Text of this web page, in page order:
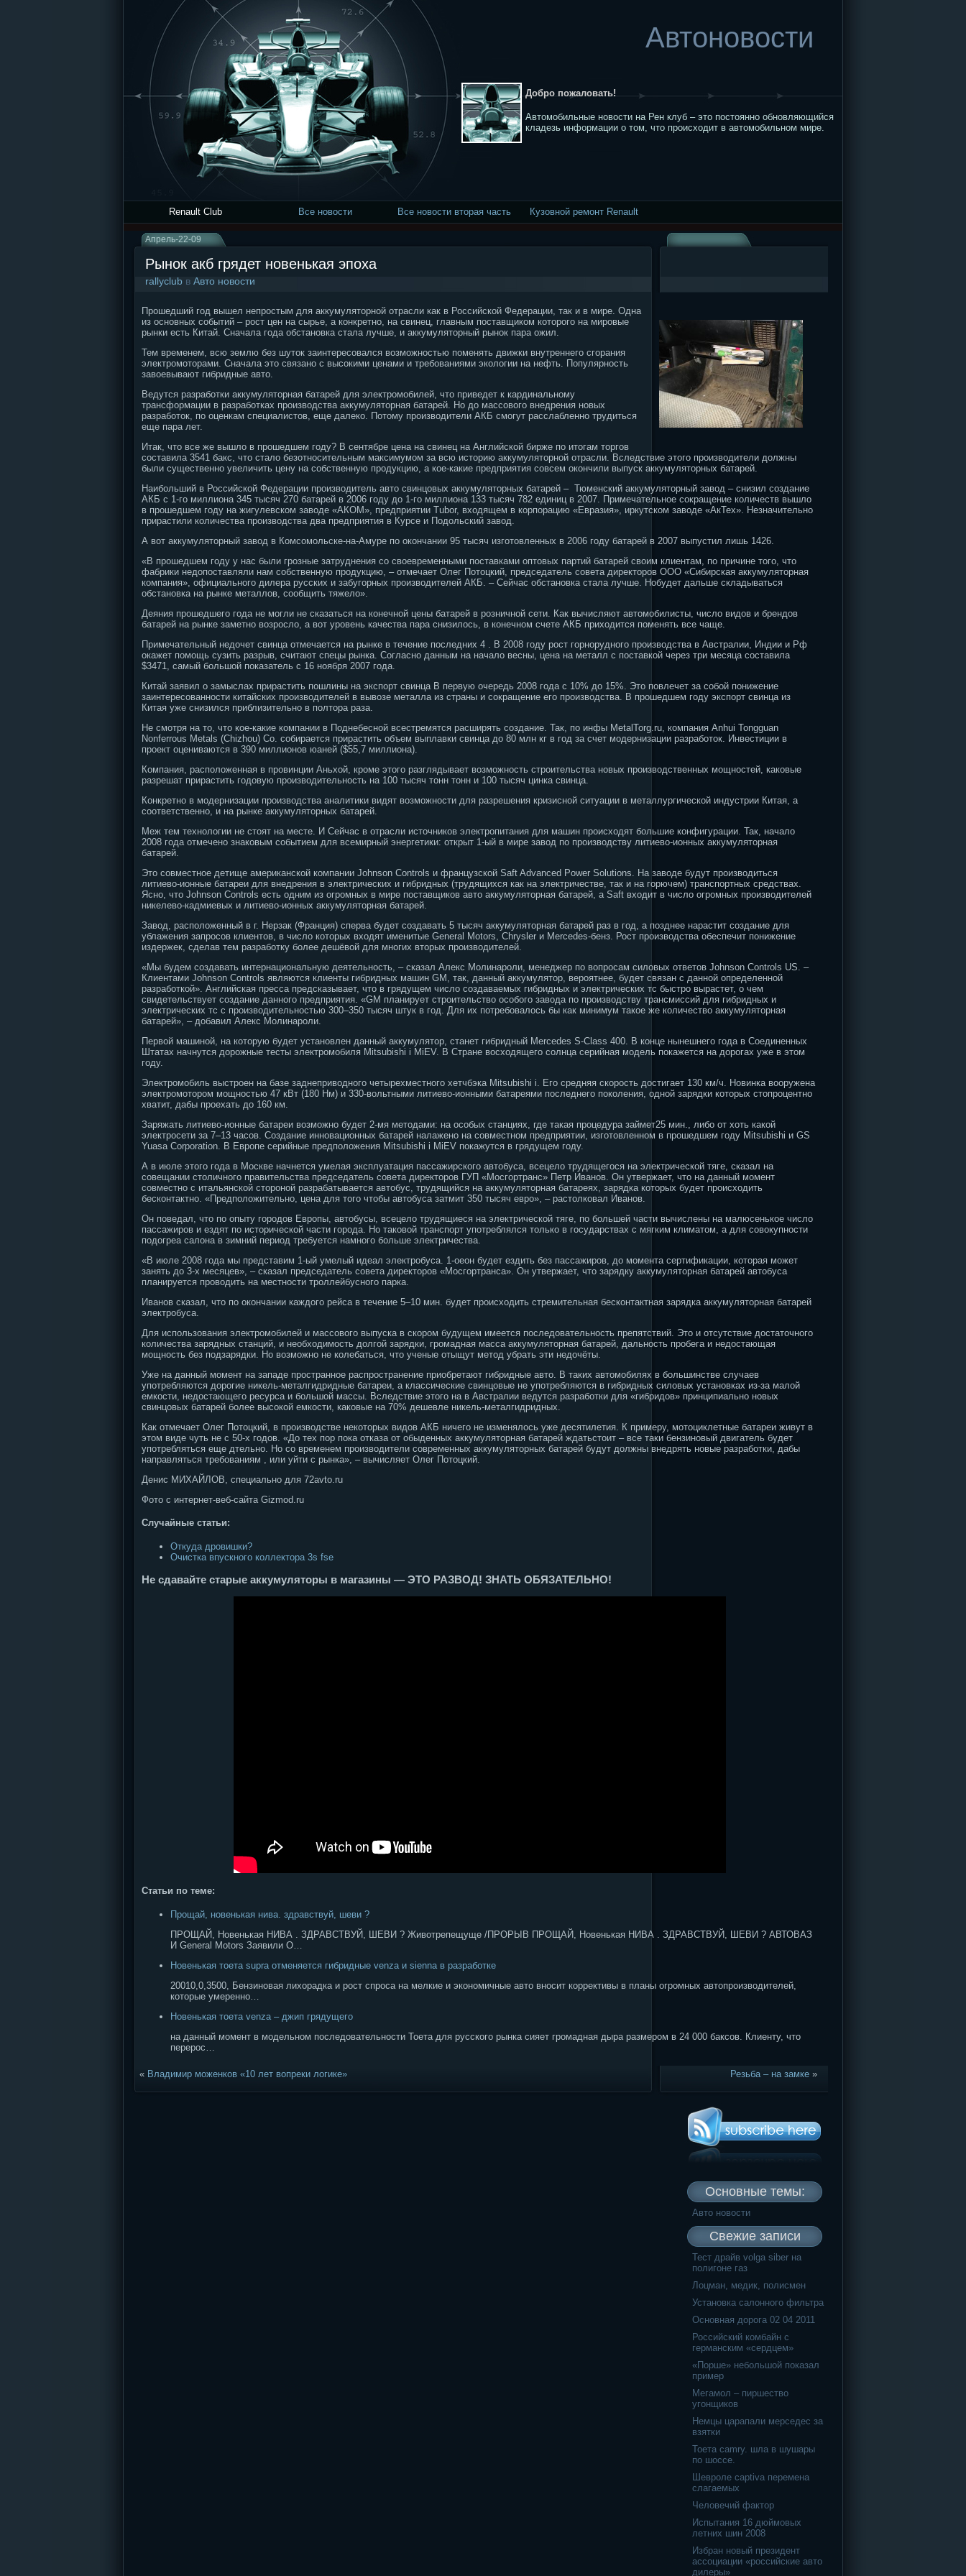
Автоновости
Добро пожаловать!
Автомобильные новости на Рен клуб – это постоянно обновляющийся
кладезь информации о том, что происходит в автомобильном мире.
Renault Club Все новости Все новости вторая часть Кузовной ремонт Renault
Апрель-22-09
Рынок акб грядет новенькая эпоха
rallyclub в Авто новости
Прошедший год вышел непростым для аккумуляторной отрасли как в Российской Федерации, так и в мире. Одна
из основных событий – рост цен на сырье, а конкретно, на свинец, главным поставщиком которого на мировые
рынки есть Китай. Сначала года обстановка стала лучше, и аккумуляторный рынок пара ожил.
Тем временем, всю землю без шуток заинтересовался возможностью поменять движки внутреннего сгорания
электромоторами. Сначала это связано с высокими ценами и требованиями экологии на нефть. Популярность
завоевывают гибридные авто.
Ведутся разработки аккумуляторная батарей для электромобилей, что приведет к кардинальному
трансформации в разработках производства аккумуляторная батарей. Но до массового внедрения новых
разработок, по оценкам специалистов, еще далеко. Потому производители АКБ смогут расслабленно трудиться
еще пара лет.
Итак, что все же вышло в прошедшем году? В сентябре цена на свинец на Английской бирже по итогам торгов
составила 3541 бакс, что стало безотносительным максимумом за всю историю аккумуляторной отрасли. Вследствие этого производители должны
были существенно увеличить цену на собственную продукцию, а кое-какие предприятия совсем окончили выпуск аккумуляторных батарей.
Наибольший в Российской Федерации производитель авто свинцовых аккумуляторных батарей – Тюменский аккумуляторный завод – снизил создание
АКБ с 1-го миллиона 345 тысяч 270 батарей в 2006 году до 1-го миллиона 133 тысяч 782 единиц в 2007. Примечательное сокращение количеств вышло
в прошедшем году на жигулевском заводе «АКОМ», предприятии Tubor, входящем в корпорацию «Евразия», иркутском заводе «АкТех». Незначительно
прирастили количества производства два предприятия в Курсе и Подольский завод.
А вот аккумуляторный завод в Комсомольске-на-Амуре по окончании 95 тысяч изготовленных в 2006 году батарей в 2007 выпустил лишь 1426.
«В прошедшем году у нас были грозные затруднения со своевременными поставками оптовых партий батарей своим клиентам, по причине того, что
фабрики недопоставляли нам собственную продукцию, – отмечает Олег Потоцкий, председатель совета директоров ООО «Сибирская аккумуляторная
компания», официального дилера русских и забугорных производителей АКБ. – Сейчас обстановка стала лучше. Нобудет дальше складываться
обстановка на рынке металлов, сообщить тяжело».
Деяния прошедшего года не могли не сказаться на конечной цены батарей в розничной сети. Как вычисляют автомобилисты, число видов и брендов
батарей на рынке заметно возросло, а вот уровень качества пара снизилось, в конечном счете АКБ приходится поменять все чаще.
Примечательный недочет свинца отмечается на рынке в течение последних 4 . В 2008 году рост горнорудного производства в Австралии, Индии и Рф
окажет помощь сузить разрыв, считают спецы рынка. Согласно данным на начало весны, цена на металл с поставкой через три месяца составила
$3471, самый большой показатель с 16 ноября 2007 года.
Китай заявил о замыслах прирастить пошлины на экспорт свинца В первую очередь 2008 года с 10% до 15%. Это повлечет за собой понижение
заинтересованности китайских производителей в вывозе металла из страны и сокращение его производства. В прошедшем году экспорт свинца из
Китая уже снизился приблизительно в полтора раза.
Не смотря на то, что кое-какие компании в Поднебесной всестремятся расширять создание. Так, по инфы MetalTorg.ru, компания Anhui Tongguan
Nonferrous Metals (Chizhou) Co. собирается прирастить объем выплавки свинца до 80 млн кг в год за счет модернизации разработок. Инвестиции в
проект оцениваются в 390 миллионов юаней ($55,7 миллиона).
Компания, расположенная в провинции Аньхой, кроме этого разглядывает возможность строительства новых производственных мощностей, каковые
разрешат прирастить годовую производительность на 100 тысяч тонн тонн и 100 тысяч цинка свинца.
Конкретно в модернизации производства аналитики видят возможности для разрешения кризисной ситуации в металлургической индустрии Китая, а
соответственно, и на рынке аккумуляторных батарей.
Меж тем технологии не стоят на месте. И Сейчас в отрасли источников электропитания для машин происходят большие конфигурации. Так, начало
2008 года отмечено знаковым событием для всемирный энергетики: открыт 1-ый в мире завод по производству литиево-ионных аккумуляторная
батарей.
Это совместное детище американской компании Johnson Controls и французской Saft Advanced Power Solutions. На заводе будут производиться
литиево-ионные батареи для внедрения в электрических и гибридных (трудящихся как на электричестве, так и на горючем) транспортных средствах.
Ясно, что Johnson Controls есть одним из огромных в мире поставщиков авто аккумуляторная батарей, а Saft входит в число огромных производителей
никелево-кадмиевых и литиево-ионных аккумуляторная батарей.
Завод, расположенный в г. Нерзак (Франция) сперва будет создавать 5 тысяч аккумуляторная батарей раз в год, а позднее нарастит создание для
ублажения запросов клиентов, в число которых входят именитые General Motors, Chrysler и Mercedes-бенз. Рост производства обеспечит понижение
издержек, сделав тем разработку более дешёвой для многих вторых производителей.
«Мы будем создавать интернациональную деятельность, – сказал Алекс Молинароли, менеджер по вопросам силовых ответов Johnson Controls US. –
Клиентами Johnson Controls являются клиенты гибридных машин GM, так, данный аккумулятор, вероятнее, будет связан с данной определенной
разработкой». Английская пресса предсказывает, что в грядущем число создаваемых гибридных и электрических тс быстро вырастет, о чем
свидетельствует создание данного предприятия. «GM планирует строительство особого завода по производству трансмиссий для гибридных и
электрических тс с производительностью 300–350 тысяч штук в год. Для их потребовалось бы как минимум такое же количество аккумуляторная
батарей», – добавил Алекс Молинароли.
Первой машиной, на которую будет установлен данный аккумулятор, станет гибридный Mercedes S-Class 400. В конце нынешнего года в Соединенных
Штатах начнутся дорожные тесты электромобиля Mitsubishi i MiEV. В Стране восходящего солнца серийная модель покажется на дорогах уже в этом
году.
Электромобиль выстроен на базе заднеприводного четырехместного хетчбэка Mitsubishi i. Его средняя скорость достигает 130 км/ч. Новинка вооружена
электромотором мощностью 47 кВт (180 Нм) и 330-вольтными литиево-ионными батареями последнего поколения, одной зарядки которых стопроцентно
хватит, дабы проехать до 160 км.
Заряжать литиево-ионные батареи возможно будет 2-мя методами: на особых станциях, где такая процедура займет25 мин., либо от хоть какой
электросети за 7–13 часов. Создание инновационных батарей налажено на совместном предприятии, изготовленном в прошедшем году Mitsubishi и GS
Yuasa Corporation. В Европе серийные предположения Mitsubishi i MiEV покажутся в грядущем году.
А в июле этого года в Москве начнется умелая эксплуатация пассажирского автобуса, всецело трудящегося на электрической тяге, сказал на
совещании столичного правительства председатель совета директоров ГУП «Мосгортранс» Петр Иванов. Он утвержает, что на данный момент
совместно с итальянской стороной разрабатывается автобус, трудящийся на аккумуляторная батареях, зарядка которых будет происходить
бесконтактно. «Предположительно, цена для того чтобы автобуса затмит 350 тысяч евро», – растолковал Иванов.
Он поведал, что по опыту городов Европы, автобусы, всецело трудящиеся на электрической тяге, по большей части вычислены на малюсенькое число
пассажиров и ездят по исторической части города. Но таковой транспорт употреблялся только в государствах с мягким климатом, а для совокупности
подогреа салона в зимний период требуется намного больше электричества.
«В июле 2008 года мы представим 1-ый умелый идеал электробуса. 1-оеон будет ездить без пассажиров, до момента сертификации, которая может
занять до 3-х месяцев», – сказал председатель совета директоров «Мосгортранса». Он утвержает, что зарядку аккумуляторная батарей автобуса
планируется проводить на местности троллейбусного парка.
Иванов сказал, что по окончании каждого рейса в течение 5–10 мин. будет происходить стремительная бесконтактная зарядка аккумуляторная батарей
электробуса.
Для использования электромобилей и массового выпуска в скором будущем имеется последовательность препятствий. Это и отсутствие достаточного
количества зарядных станций, и необходимость долгой зарядки, громадная масса аккумуляторная батарей, дальность пробега и недостающая
мощность без подзарядки. Но возможно не колебаться, что ученые отыщут метод убрать эти недочёты.
Уже на данный момент на западе пространное распространение приобретают гибридные авто. В таких автомобилях в большинстве случаев
употребляются дорогие никель-металгидридные батареи, а классические свинцовые не употребляются в гибридных силовых установках из-за малой
емкости, недостающего ресурса и большой массы. Вследствие этого на в Австралии ведутся разработки для «гибридов» принципиально новых
свинцовых батарей более высокой емкости, каковые на 70% дешевле никель-металгидридных.
Как отмечает Олег Потоцкий, в производстве некоторых видов АКБ ничего не изменялось уже десятилетия. К примеру, мотоциклетные батареи живут в
этом виде чуть не с 50-х годов. «До тех пор пока отказа от обыденных аккумуляторная батарей ждатьстоит – все таки бензиновый двигатель будет
употребляться еще дтельно. Но со временем производители современных аккумуляторных батарей будут должны внедрять новые разработки, дабы
направляться требованиям , или уйти с рынка», – вычисляет Олег Потоцкий.
Денис МИХАЙЛОВ, специально для 72avto.ru
Фото с интернет-веб-сайта Gizmod.ru
Случайные статьи:
Откуда дровишки?
Очистка впускного коллектора 3s fse
Не сдавайте старые аккумуляторы в магазины — ЭТО РАЗВОД! ЗНАТЬ ОБЯЗАТЕЛЬНО!
Статьи по теме:
Прощай, новенькая нива. здравствуй, шеви ?
ПРОЩАЙ, Новенькая НИВА . ЗДРАВСТВУЙ, ШЕВИ ? Животрепещуще /ПРОРЫВ ПРОЩАЙ, Новенькая НИВА . ЗДРАВСТВУЙ, ШЕВИ ? АВТОВАЗ
И General Motors Заявили О…
Новенькая тоета supra отменяется гибридные venza и sienna в разработке
20010,0,3500, Бензиновая лихорадка и рост спроса на мелкие и экономичные авто вносит коррективы в планы огромных автопроизводителей,
которые умеренно…
Новенькая тоета venza – джип грядущего
на данный момент в модельном последовательности Тоета для русского рынка сияет громадная дыра размером в 24 000 баксов. Клиенту, что
перерос…
« Владимир моженков «10 лет вопреки логике» Резьба – на замке »
Основные темы:
Авто новости
Свежие записи
Тест драйв volga siber на
полигоне газ
Лоцман, медик, полисмен
Установка салонного фильтра
Основная дорога 02 04 2011
Российский комбайн с
германским «сердцем»
«Порше» небольшой показал
пример
Мегамол – пиршество
угонщиков
Немцы царапали мерседес за
взятки
Тоета camry. шла в шушары
по шоссе.
Шевроле captiva перемена
слагаемых
Человечий фактор
Испытания 16 дюймовых
летних шин 2008
Избран новый президент
ассоциации «российские авто
дилеры»